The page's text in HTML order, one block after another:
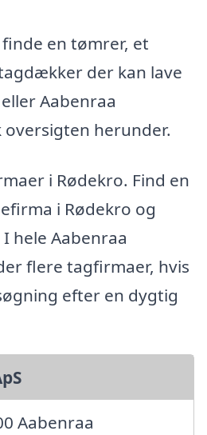
en tømrer, et
der kan lave
Aabenraa
oversigten herunder.
i Rødekro. Find en
i Rødekro og
hele Aabenraa
flere tagfirmaer, hvis
efter en dygtig
Aabenraa